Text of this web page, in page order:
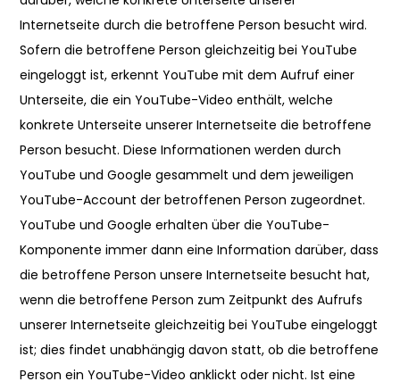
Internetseite durch die betroffene Person besucht wird.
Sofern die betroffene Person gleichzeitig bei YouTube
eingeloggt ist, erkennt YouTube mit dem Aufruf einer
Unterseite, die ein YouTube-Video enthält, welche
konkrete Unterseite unserer Internetseite die betroffene
Person besucht. Diese Informationen werden durch
YouTube und Google gesammelt und dem jeweiligen
YouTube-Account der betroffenen Person zugeordnet.
YouTube und Google erhalten über die YouTube-
Komponente immer dann eine Information darüber, dass
die betroffene Person unsere Internetseite besucht hat,
wenn die betroffene Person zum Zeitpunkt des Aufrufs
unserer Internetseite gleichzeitig bei YouTube eingeloggt
ist; dies findet unabhängig davon statt, ob die betroffene
Person ein YouTube-Video anklickt oder nicht. Ist eine